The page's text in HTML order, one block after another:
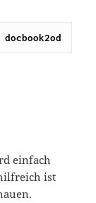
einfach
ist